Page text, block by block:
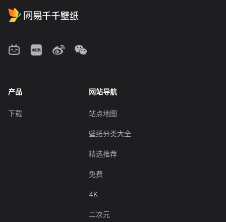
产品
下载
网站导航
站点地图
壁纸分类大全
精选推荐
免费
4K
二次元